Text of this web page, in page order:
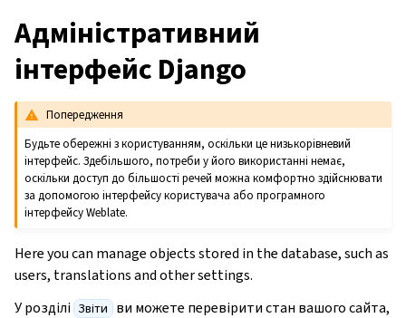
Адміністративний
інтерфейс Django
Попередження
Будьте обережні з користуванням, оскільки це низькорівневий
інтерфейс. Здебільшого, потреби у його використанні немає,
оскільки доступ до більшості речей можна комфортно здійснювати
за допомогою інтерфейсу користувача або програмного
інтерфейсу Weblate.
Here you can manage objects stored in the database, such as
users, translations and other settings.
У розділі Звіти ви можете перевірити стан вашого сайта,